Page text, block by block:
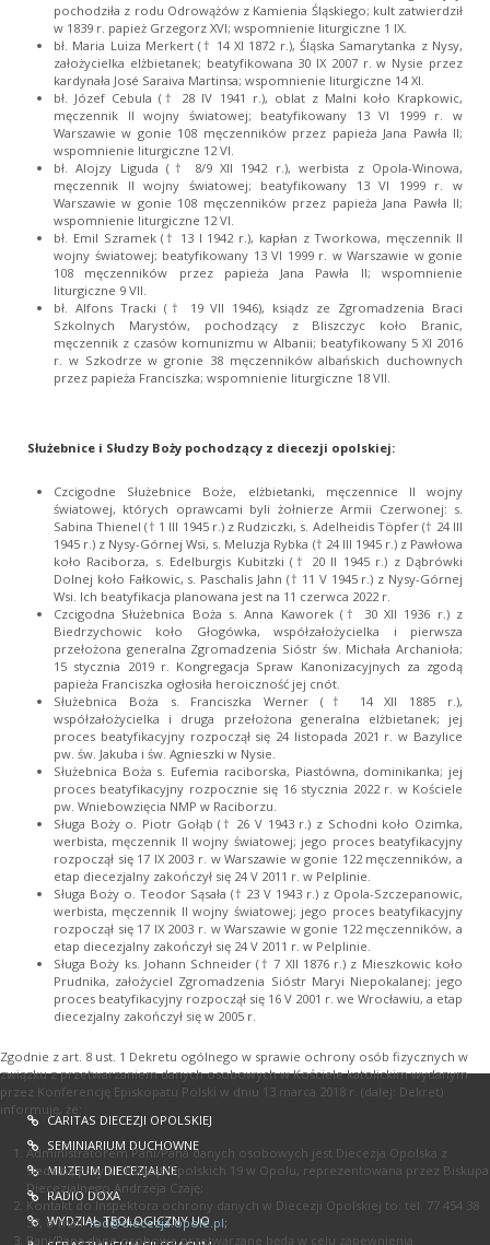
pochodziła z rodu Odrowążów z Kamienia Śląskiego; kult zatwierdził
w 1839 r. papież Grzegorz XVI; wspomnienie liturgiczne 1 IX.
bł. Maria Luiza Merkert († 14 XI 1872 r.), Śląska Samarytanka z Nysy,
założycielka elżbietanek; beatyfikowana 30 IX 2007 r. w Nysie przez
kardynała José Saraiva Martinsa; wspomnienie liturgiczne 14 XI.
bł. Józef Cebula († 28 IV 1941 r.), oblat z Malni koło Krapkowic,
męczennik II wojny światowej; beatyfikowany 13 VI 1999 r. w
Warszawie w gonie 108 męczenników przez papieża Jana Pawła II;
wspomnienie liturgiczne 12 VI.
bł. Alojzy Liguda († 8/9 XII 1942 r.), werbista z Opola-Winowa,
męczennik II wojny światowej; beatyfikowany 13 VI 1999 r. w
Warszawie w gonie 108 męczenników przez papieża Jana Pawła II;
wspomnienie liturgiczne 12 VI.
bł. Emil Szramek († 13 I 1942 r.), kapłan z Tworkowa, męczennik II
wojny światowej; beatyfikowany 13 VI 1999 r. w Warszawie w gonie
108 męczenników przez papieża Jana Pawła II; wspomnienie
liturgiczne 9 VII.
bł. Alfons Tracki († 19 VII 1946), ksiądz ze Zgromadzenia Braci
Szkolnych Marystów, pochodzący z Bliszczyc koło Branic,
męczennik z czasów komunizmu w Albanii; beatyfikowany 5 XI 2016
r. w Szkodrze w gronie 38 męczenników albańskich duchownych
przez papieża Franciszka; wspomnienie liturgiczne 18 VII.
Służebnice i Słudzy Boży pochodzący z diecezji opolskiej:
Czcigodne Służebnice Boże, elżbietanki, męczennice II wojny
światowej, których oprawcami byli żołnierze Armii Czerwonej: s.
Sabina Thienel († 1 III 1945 r.) z Rudziczki, s. Adelheidis Töpfer († 24 III
1945 r.) z Nysy-Górnej Wsi, s. Meluzja Rybka († 24 III 1945 r.) z Pawłowa
koło Raciborza, s. Edelburgis Kubitzki († 20 II 1945 r.) z Dąbrówki
Dolnej koło Fałkowic, s. Paschalis Jahn († 11 V 1945 r.) z Nysy-Górnej
Wsi. Ich beatyfikacja planowana jest na 11 czerwca 2022 r.
Czcigodna Służebnica Boża s. Anna Kaworek († 30 XII 1936 r.) z
Biedrzychowic koło Głogówka, współzałożycielka i pierwsza
przełożona generalna Zgromadzenia Sióstr św. Michała Archanioła;
15 stycznia 2019 r. Kongregacja Spraw Kanonizacyjnych za zgodą
papieża Franciszka ogłosiła heroiczność jej cnót.
Służebnica Boża s. Franciszka Werner († 14 XII 1885 r.),
współzałożycielka i druga przełożona generalna elżbietanek; jej
proces beatyfikacyjny rozpoczął się 24 listopada 2021 r. w Bazylice
pw. św. Jakuba i św. Agnieszki w Nysie.
Służebnica Boża s. Eufemia raciborska, Piastówna, dominikanka; jej
proces beatyfikacyjny rozpocznie się 16 stycznia 2022 r. w Kościele
pw. Wniebowzięcia NMP w Raciborzu.
Sługa Boży o. Piotr Gołąb († 26 V 1943 r.) z Schodni koło Ozimka,
werbista, męczennik II wojny światowej; jego proces beatyfikacyjny
rozpoczął się 17 IX 2003 r. w Warszawie w gonie 122 męczenników, a
etap diecezjalny zakończył się 24 V 2011 r. w Pelplinie.
Sługa Boży o. Teodor Sąsała († 23 V 1943 r.) z Opola-Szczepanowic,
werbista, męczennik II wojny światowej; jego proces beatyfikacyjny
rozpoczął się 17 IX 2003 r. w Warszawie w gonie 122 męczenników, a
etap diecezjalny zakończył się 24 V 2011 r. w Pelplinie.
Sługa Boży ks. Johann Schneider († 7 XII 1876 r.) z Mieszkowic koło
Prudnika, założyciel Zgromadzenia Sióstr Maryi Niepokalanej; jego
proces beatyfikacyjny rozpoczął się 16 V 2001 r. we Wrocławiu, a etap
diecezjalny zakończył się w 2005 r.
CARITAS DIECEZJI OPOLSKIEJ
SEMINIARIUM DUCHOWNE
MUZEUM DIECEZJALNE
RADIO DOXA
WYDZIAŁ TEOLOGICZNY UO
Zgodnie z art. 8 ust. 1 Dekretu ogólnego w sprawie ochrony osób fizycznych w
związku z przetwarzaniem danych osobowych w Kościele katolickim wydanym
przez Konferencję Episkopatu Polski w dniu 13 marca 2018 r. (dalej: Dekret)
informuję, że:
Administratorem Pani/Pana danych osobowych jest Diecezja Opolska z
siedzibą przy ul. Książąt Opolskich 19 w Opolu, reprezentowana przez Biskupa
Diecezjalnego Andrzeja Czaję;
Kontakt do Inspektora ochrony danych w Diecezji Opolskiej to: tel. 77 454 38
37, e-mail:iod@diecezja.opole.pl;
Pani/Pana dane osobowe przetwarzane będą w celu zapewnienia